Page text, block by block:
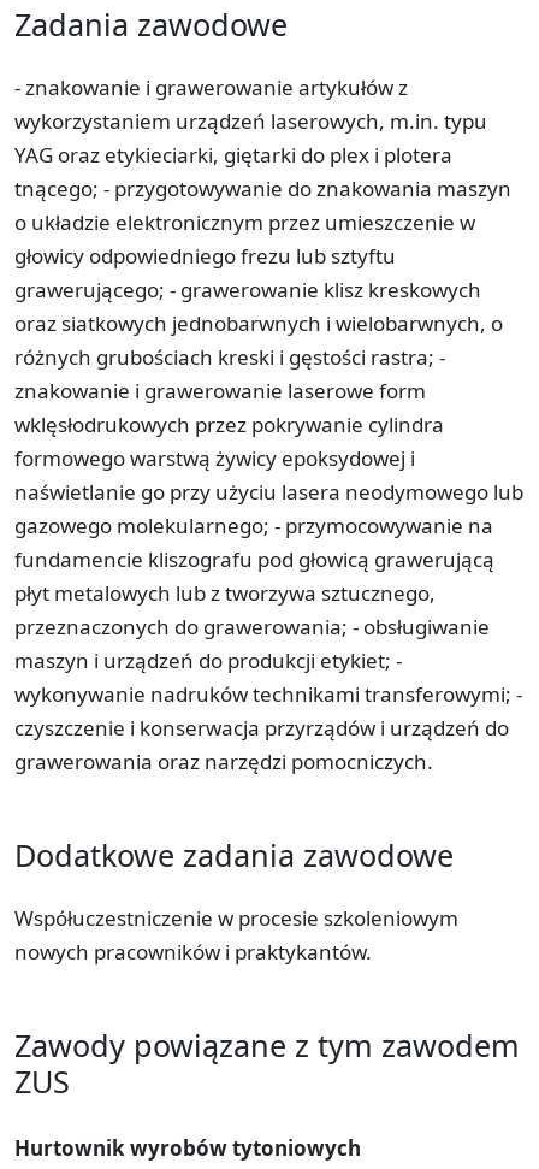
Zadania zawodowe
- znakowanie i grawerowanie artykułów z
wykorzystaniem urządzeń laserowych, m.in. typu
YAG oraz etykieciarki, giętarki do plex i plotera
tnącego; - przygotowywanie do znakowania maszyn
o układzie elektronicznym przez umieszczenie w
głowicy odpowiedniego frezu lub sztyftu
grawerującego; - grawerowanie klisz kreskowych
oraz siatkowych jednobarwnych i wielobarwnych, o
różnych grubościach kreski i gęstości rastra; -
znakowanie i grawerowanie laserowe form
wklęsłodrukowych przez pokrywanie cylindra
formowego warstwą żywicy epoksydowej i
naświetlanie go przy użyciu lasera neodymowego lub
gazowego molekularnego; - przymocowywanie na
fundamencie kliszografu pod głowicą grawerującą
płyt metalowych lub z tworzywa sztucznego,
przeznaczonych do grawerowania; - obsługiwanie
maszyn i urządzeń do produkcji etykiet; -
wykonywanie nadruków technikami transferowymi; -
czyszczenie i konserwacja przyrządów i urządzeń do
grawerowania oraz narzędzi pomocniczych.
Dodatkowe zadania zawodowe
Współuczestniczenie w procesie szkoleniowym
nowych pracowników i praktykantów.
Zawody powiązane z tym zawodem
ZUS
Hurtownik wyrobów tytoniowych